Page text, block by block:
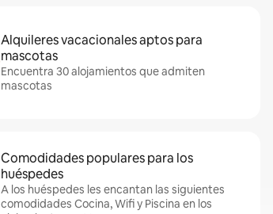
Alquileres vacacionales aptos para
mascotas
Encuentra 30 alojamientos que admiten
mascotas
Comodidades populares para los
huéspedes
A los huéspedes les encantan las siguientes
comodidades Cocina, Wifi y Piscina en los